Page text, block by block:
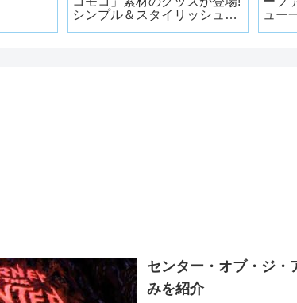
シンプル＆スタイリッシュで
ュー
センター・オブ・ジ・
みを紹介